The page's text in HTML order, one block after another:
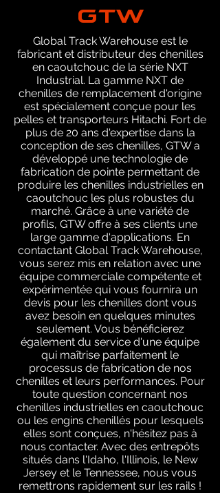
GTW
Global Track Warehouse est le
fabricant et distributeur des chenilles
en caoutchouc de la série NXT
Industrial. La gamme NXT de
chenilles de remplacement d'origine
est spécialement conçue pour les
pelles et transporteurs Hitachi. Fort de
plus de 20 ans d'expertise dans la
conception de ses chenilles, GTW a
développé une technologie de
fabrication de pointe permettant de
produire les chenilles industrielles en
caoutchouc les plus robustes du
marché. Grâce à une variété de
profils, GTW offre à ses clients une
large gamme d'applications. En
contactant Global Track Warehouse,
vous serez mis en relation avec une
équipe commerciale compétente et
expérimentée qui vous fournira un
devis pour les chenilles dont vous
avez besoin en quelques minutes
seulement. Vous bénéficierez
également du service d'une équipe
qui maîtrise parfaitement le
processus de fabrication de nos
chenilles et leurs performances. Pour
toute question concernant nos
chenilles industrielles en caoutchouc
ou les engins chenillés pour lesquels
elles sont conçues, n'hésitez pas à
nous contacter. Avec des entrepôts
situés dans l'Idaho, l'Illinois, le New
Jersey et le Tennessee, nous vous
remettrons rapidement sur les rails !